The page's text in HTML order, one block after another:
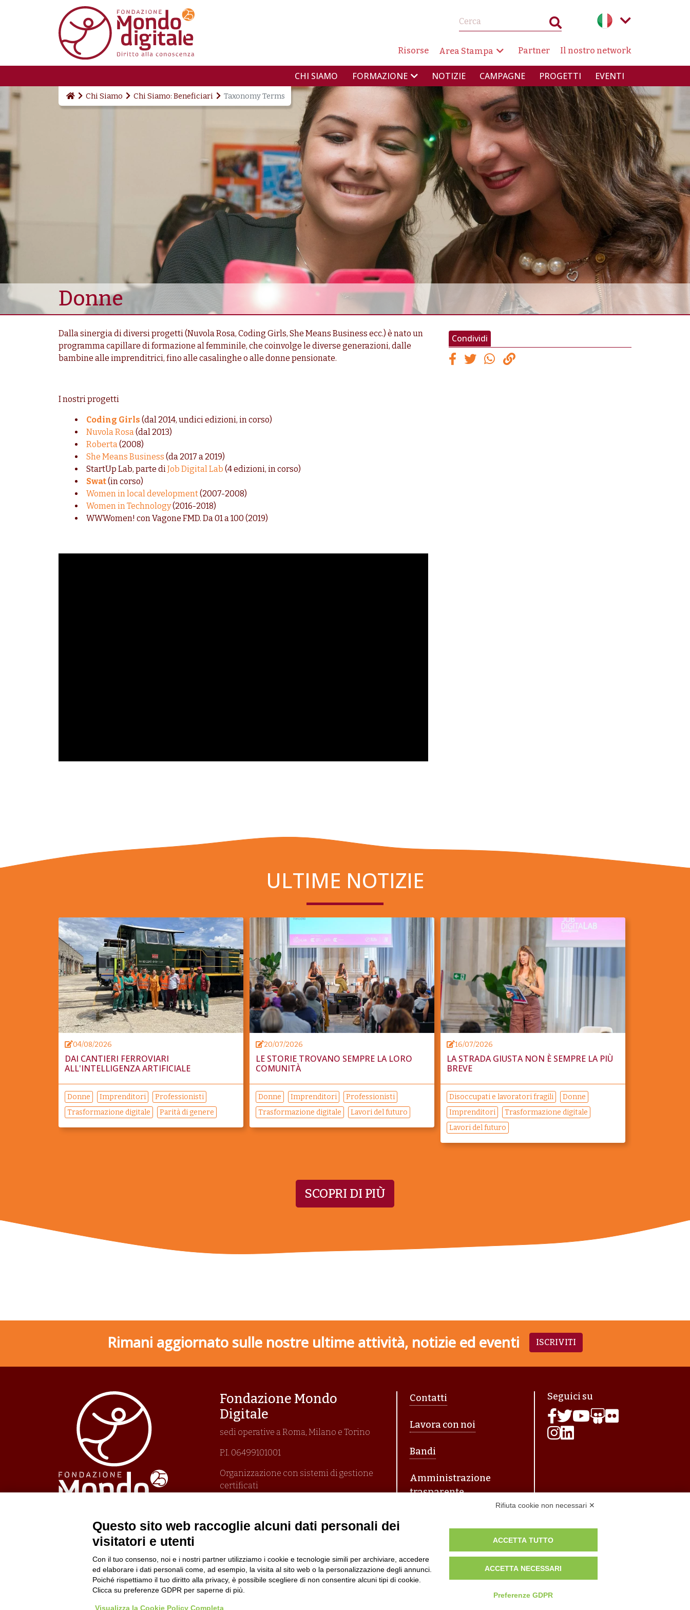
Salta al contenuto principale
NAVIGAZIONE SECONDARIA
Risorse Area Stampa Partner Il nostro network
NAVIGAZIONE PRINCIPALE
CHI SIAMO FORMAZIONE NOTIZIE CAMPAGNE PROGETTI EVENTI
Chi Siamo Chi Siamo: Beneficiari Taxonomy Terms
Donne
Dalla sinergia di diversi progetti (Nuvola Rosa, Coding Girls, She Means Business ecc.) è nato un
programma capillare di formazione al femminile, che coinvolge le diverse generazioni, dalle
bambine alle imprenditrici, fino alle casalinghe o alle donne pensionate.
I nostri progetti
Coding Girls (dal 2014, undici edizioni, in corso)
Nuvola Rosa(dal 2013)
Roberta(2008)
She Means Business (da 2017 a 2019)
StartUp Lab, parte diJob Digital Lab (4 edizioni, in corso)
Swat(in corso)
Women in local development(2007-2008)
Women in Technology(2016-2018)
WWWomen! con Vagone FMD. Da 01 a 100 (2019)
Condividi
ULTIME NOTIZIE
04/08/2026
DAI CANTIERI FERROVIARI
ALL'INTELLIGENZA ARTIFICIALE
Donne Imprenditori
Professionisti
Trasformazione digitale
Parità di genere
20/07/2026
LE STORIE TROVANO SEMPRE LA LORO
COMUNITÀ
Donne Imprenditori
Professionisti
Trasformazione digitale
Lavori del futuro
16/07/2026
LA STRADA GIUSTA NON È SEMPRE LA PIÙ
BREVE
Disoccupati e lavoratori fragili
Donne
Imprenditori
Trasformazione digitale
Lavori del futuro
SCOPRI DI PIÙ
Rimani aggiornato sulle nostre ultime attività, notizie ed eventi ISCRIVITI
Fondazione Mondo
Digitale
sedi operative a Roma, Milano e Torino
P.I. 06499101001
Organizzazione con sistemi di gestione
certificati
Politica per la parità di genere
Politica antibullismo
Piè di pagina
Contatti
Lavora con noi
Bandi
Amministrazione
trasparente
Seguici su
Rifiuta cookie non necessari ✕
Questo sito web raccoglie alcuni dati personali dei
visitatori e utenti
Con il tuo consenso, noi e i nostri partner utilizziamo i cookie e tecnologie simili per archiviare, accedere
ed elaborare i dati personali come, ad esempio, la visita al sito web o la personalizzazione degli annunci.
Poiché rispettiamo il tuo diritto alla privacy, è possibile scegliere di non consentire alcuni tipi di cookie.
Clicca su preferenze GDPR per saperne di più.
Visualizza la Cookie Policy Completa
ACCETTA TUTTO
ACCETTA NECESSARI
Preferenze GDPR